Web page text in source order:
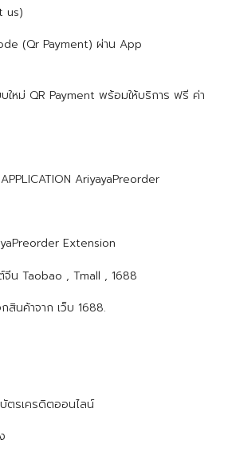
us)
(Qr Payment) ผ่าน App
บใหม่ QR Payment พร้อมให้บริการ ฟรี ค่า
AriyayaPreorder
Extension
จีน Taobao , Tmall , 1688
สินค้าจาก เว็บ 1688.
บัตรเครดิตออนไลน์